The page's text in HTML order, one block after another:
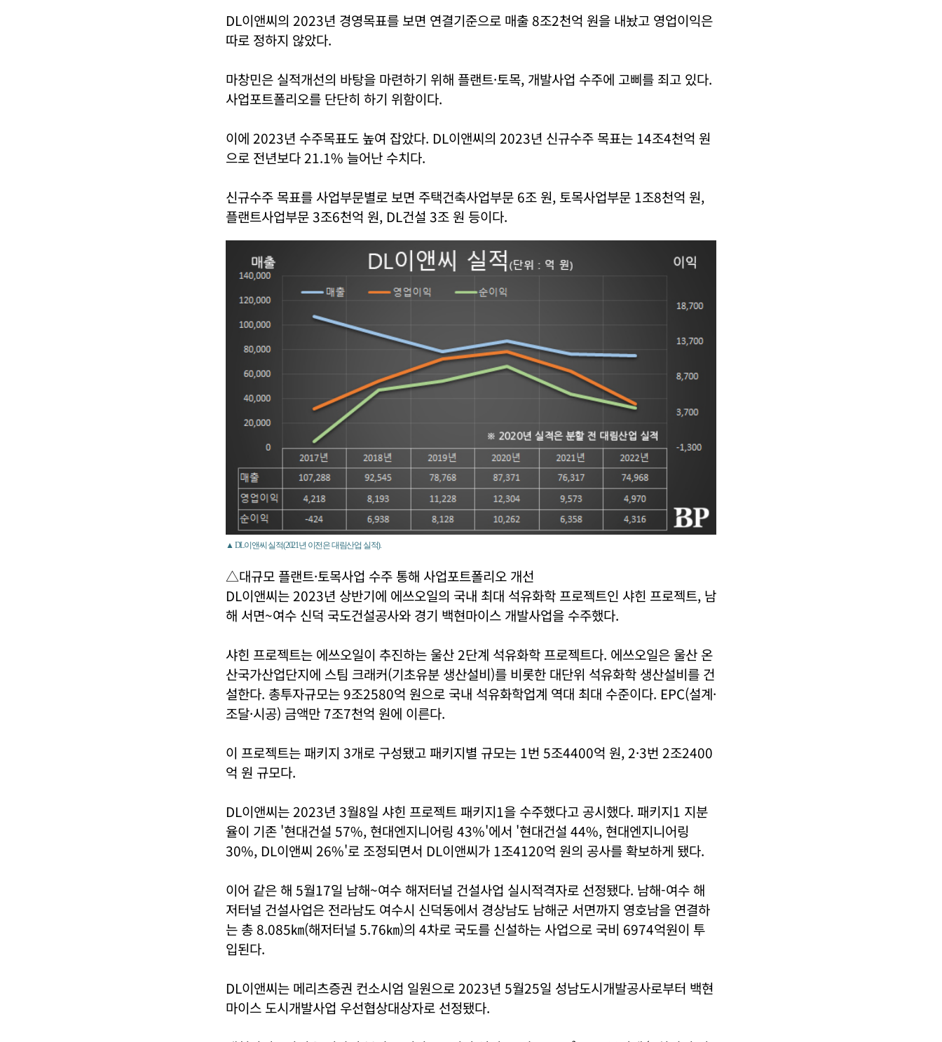
DL이앤씨의 2023년 경영목표를 보면 연결기준으로 매출 8조2천억 원을 내놨고 영업이익은
따로 정하지 않았다.
마창민은 실적개선의 바탕을 마련하기 위해 플랜트·토목, 개발사업 수주에 고삐를 죄고 있다.
사업포트폴리오를 단단히 하기 위함이다.
이에 2023년 수주목표도 높여 잡았다. DL이앤씨의 2023년 신규수주 목표는 14조4천억 원
으로 전년보다 21.1% 늘어난 수치다.
신규수주 목표를 사업부문별로 보면 주택건축사업부문 6조 원, 토목사업부문 1조8천억 원,
플랜트사업부문 3조6천억 원, DL건설 3조 원 등이다.
▲ DL이앤씨 실적(2021년 이전은 대림산업 실적).
△대규모 플랜트·토목사업 수주 통해 사업포트폴리오 개선
DL이앤씨는 2023년 상반기에 에쓰오일의 국내 최대 석유화학 프로젝트인 샤힌 프로젝트, 남
해 서면~여수 신덕 국도건설공사와 경기 백현마이스 개발사업을 수주했다.
샤힌 프로젝트는 에쓰오일이 추진하는 울산 2단계 석유화학 프로젝트다. 에쓰오일은 울산 온
산국가산업단지에 스팀 크래커(기초유분 생산설비)를 비롯한 대단위 석유화학 생산설비를 건
설한다. 총투자규모는 9조2580억 원으로 국내 석유화학업계 역대 최대 수준이다. EPC(설계·
조달·시공) 금액만 7조7천억 원에 이른다.
이 프로젝트는 패키지 3개로 구성됐고 패키지별 규모는 1번 5조4400억 원, 2·3번 2조2400
억 원 규모다.
DL이앤씨는 2023년 3월8일 샤힌 프로젝트 패키지1을 수주했다고 공시했다. 패키지1 지분
율이 기존 '현대건설 57%, 현대엔지니어링 43%'에서 '현대건설 44%, 현대엔지니어링
30%, DL이앤씨 26%'로 조정되면서 DL이앤씨가 1조4120억 원의 공사를 확보하게 됐다.
이어 같은 해 5월17일 남해~여수 해저터널 건설사업 실시적격자로 선정됐다. 남해-여수 해
저터널 건설사업은 전라남도 여수시 신덕동에서 경상남도 남해군 서면까지 영호남을 연결하
는 총 8.085㎞(해저터널 5.76㎞)의 4차로 국도를 신설하는 사업으로 국비 6974억원이 투
입된다.
DL이앤씨는 메리츠증권 컨소시엄 일원으로 2023년 5월25일 성남도시개발공사로부터 백현
마이스 도시개발사업 우선협상대상자로 선정됐다.